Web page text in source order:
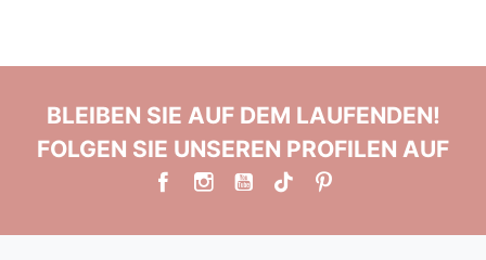
BLEIBEN SIE AUF DEM LAUFENDEN!
FOLGEN SIE UNSEREN PROFILEN AUF